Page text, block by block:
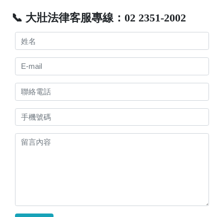
📞 大壯法律客服專線：02 2351-2002